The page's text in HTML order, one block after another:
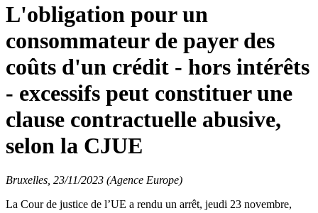
L'obligation pour un
consommateur de payer des
coûts d'un crédit - hors intérêts
- excessifs peut constituer une
clause contractuelle abusive,
selon la CJUE
Bruxelles, 23/11/2023 (Agence Europe)
La Cour de justice de l’UE a rendu un arrêt, jeudi 23 novembre,